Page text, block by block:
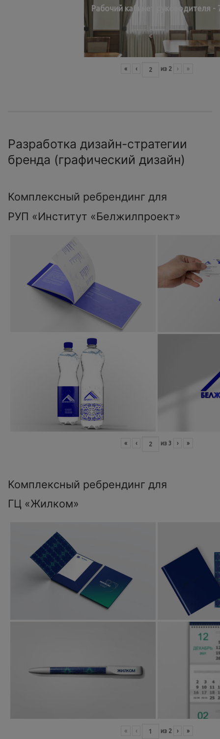
Рабочий кабинет руководителя -
« ‹ из 2 › »
Разработка дизайн-стратегии
бренда (графический дизайн)
Комплексный ребрендинг для
РУП «Институт «Белжилпроект»
« ‹ из 3 › »
Комплексный ребрендинг для
ГЦ «Жилком»
« ‹ из 2 › »